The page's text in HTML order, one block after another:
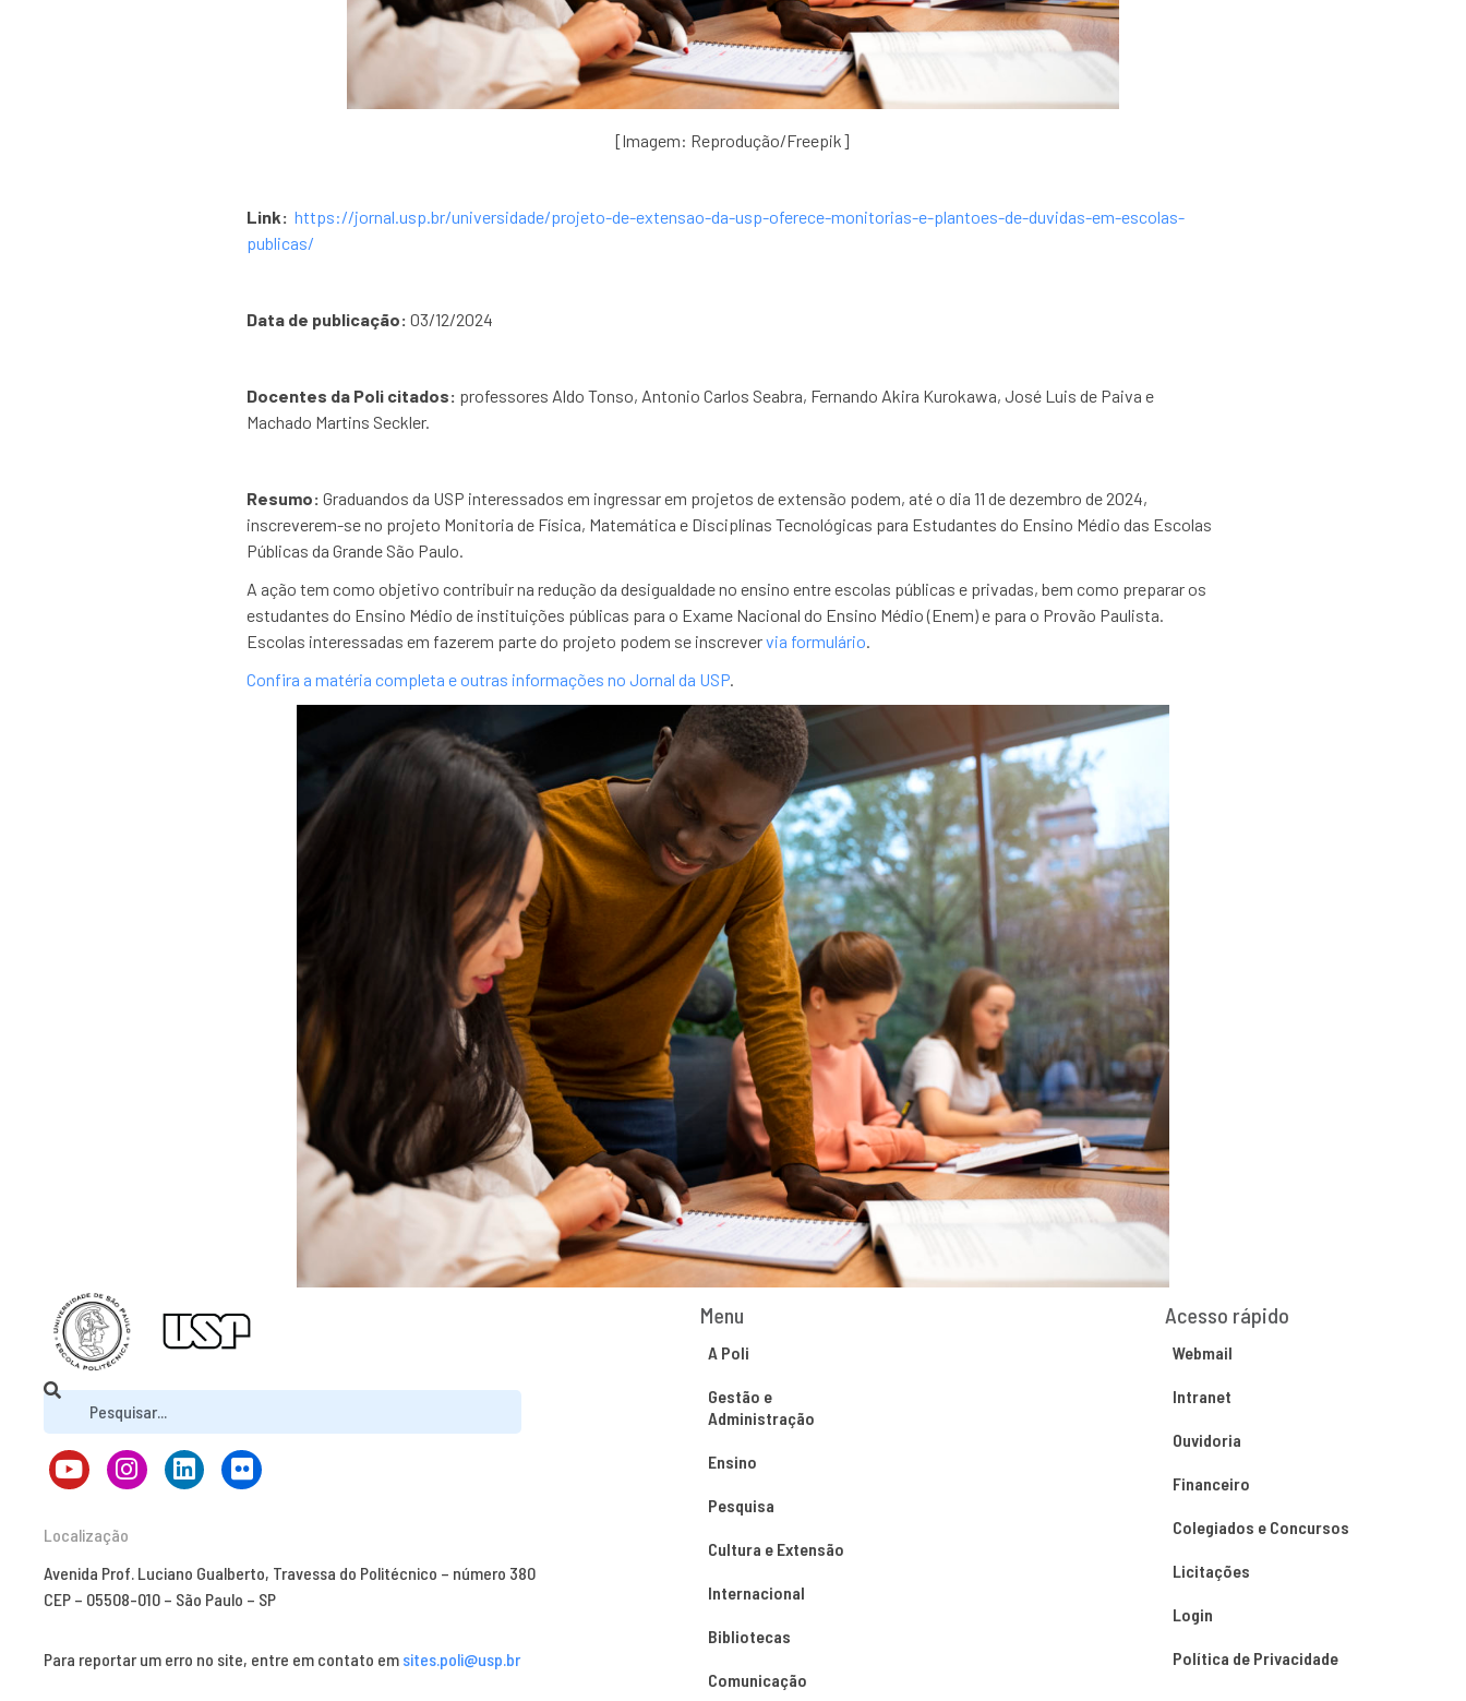
[Imagem: Reprodução/Freepik]
Link: https://jornal.usp.br/universidade/projeto-de-extensao-da-usp-oferece-monitorias-e-plantoes-de-duvidas-em-escolas-
publicas/
Data de publicação: 03/12/2024
Docentes da Poli citados: professores Aldo Tonso, Antonio Carlos Seabra, Fernando Akira Kurokawa, José Luis de Paiva e
Machado Martins Seckler.
Resumo: Graduandos da USP interessados em ingressar em projetos de extensão podem, até o dia 11 de dezembro de 2024,
inscreverem-se no projeto Monitoria de Física, Matemática e Disciplinas Tecnológicas para Estudantes do Ensino Médio das Escolas
Públicas da Grande São Paulo.
A ação tem como objetivo contribuir na redução da desigualdade no ensino entre escolas públicas e privadas, bem como preparar os
estudantes do Ensino Médio de instituições públicas para o Exame Nacional do Ensino Médio (Enem) e para o Provão Paulista.
Escolas interessadas em fazerem parte do projeto podem se inscrevervia formulário.
Confira a matéria completa e outras informações no Jornal da USP.
Localização
Avenida Prof. Luciano Gualberto, Travessa do Politécnico – número 380
CEP – 05508-010 – São Paulo – SP
Para reportar um erro no site, entre em contato em sites.poli@usp.br
Menu
A Poli
Gestão e
Administração
Ensino
Pesquisa
Cultura e Extensão
Internacional
Bibliotecas
Comunicação
Acesso rápido
Webmail
Intranet
Ouvidoria
Financeiro
Colegiados e Concursos
Licitações
Login
Política de Privacidade